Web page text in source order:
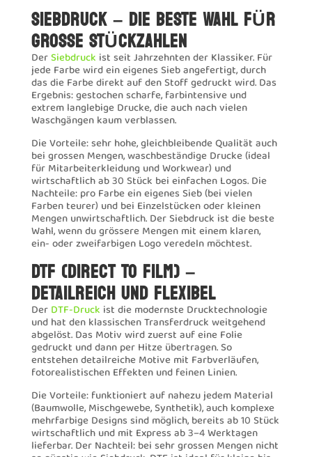
SIEBDRUCK – DIE BESTE WAHL FÜR
GROSSE STÜCKZAHLEN
DerSiebdruck ist seit Jahrzehnten der Klassiker. Für
jede Farbe wird ein eigenes Sieb angefertigt, durch
das die Farbe direkt auf den Stoff gedruckt wird. Das
Ergebnis: gestochen scharfe, farbintensive und
extrem langlebige Drucke, die auch nach vielen
Waschgängen kaum verblassen.
Die Vorteile: sehr hohe, gleichbleibende Qualität auch
bei grossen Mengen, waschbeständige Drucke (ideal
für Mitarbeiterkleidung und Workwear) und
wirtschaftlich ab 30 Stück bei einfachen Logos. Die
Nachteile: pro Farbe ein eigenes Sieb (bei vielen
Farben teurer) und bei Einzelstücken oder kleinen
Mengen unwirtschaftlich. Der Siebdruck ist die beste
Wahl, wenn du grössere Mengen mit einem klaren,
ein- oder zweifarbigen Logo veredeln möchtest.
DTF (DIRECT TO FILM) –
DETAILREICH UND FLEXIBEL
Der DTF-Druck ist die modernste Drucktechnologie
und hat den klassischen Transferdruck weitgehend
abgelöst. Das Motiv wird zuerst auf eine Folie
gedruckt und dann per Hitze übertragen. So
entstehen detailreiche Motive mit Farbverläufen,
fotorealistischen Effekten und feinen Linien.
Die Vorteile: funktioniert auf nahezu jedem Material
(Baumwolle, Mischgewebe, Synthetik), auch komplexe
mehrfarbige Designs sind möglich, bereits ab 10 Stück
wirtschaftlich und mit Express ab 3–4 Werktagen
lieferbar. Der Nachteil: bei sehr grossen Mengen nicht